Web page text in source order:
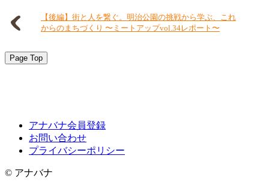
【後編】街と人を繋ぐ。明治公園の挑戦から学ぶ、これ
からのまちづくり 〜ミートアップvol.34レポート〜
Page Top
アナバナ会員登録
お問い合わせ
プライバシーポリシー
© アナバナ